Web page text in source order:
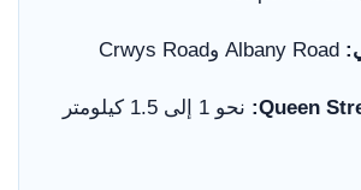
نحو 1 إلى 1.5 كيلومتر